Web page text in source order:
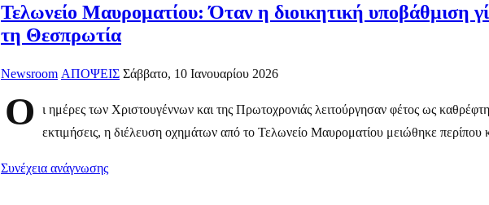
Τελωνείο Μαυροματίου: Όταν η διοικητική υποβάθμιση
τη Θεσπρωτία
Newsroom ΑΠΟΨΕΙΣ Σάββατο, 10 Ιανουαρίου 2026
Ο
ι ημέρες των Χριστουγέννων και της Πρωτοχρονιάς λειτούργησαν φέτος ως
εκτιμήσεις, η διέλευση οχημάτων από το Τελωνείο Μαυροματίου μειώθηκε
Συνέχεια ανάγνωσης